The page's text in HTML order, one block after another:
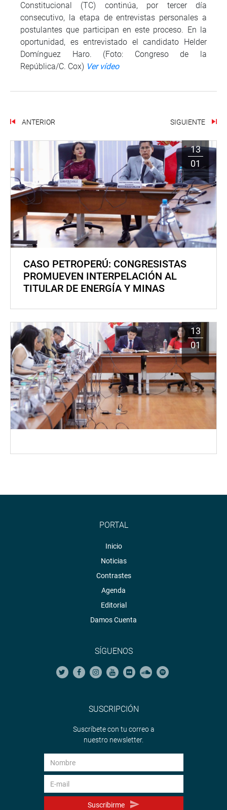
Constitucional (TC) continúa, por tercer día
consecutivo, la etapa de entrevistas personales a
postulantes que participan en este proceso. En la
oportunidad, es entrevistado el candidato Helder
Domínguez Haro. (Foto: Congreso de la
República/C. Cox) Ver vídeo
ANTERIOR SIGUIENTE
13
01
CASO PETROPERÚ: CONGRESISTAS
PROMUEVEN INTERPELACIÓN AL
TITULAR DE ENERGÍA Y MINAS
13
01
PORTAL
Inicio
Noticias
Contrastes
Agenda
Editorial
Damos Cuenta
SÍGUENOS
SUSCRIPCIÓN
Suscríbete con tu correo a
nuestro newsletter.
Suscribirme